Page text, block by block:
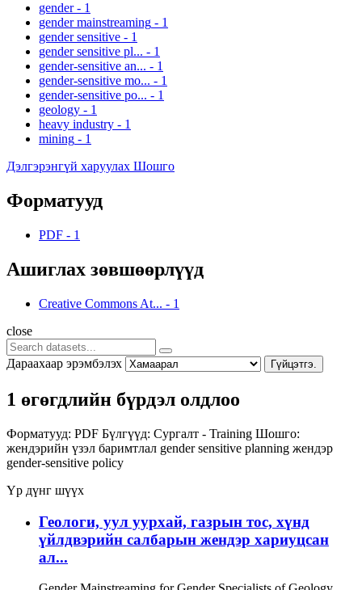
gender - 1
gender mainstreaming - 1
gender sensitive - 1
gender sensitive pl... - 1
gender-sensitive an... - 1
gender-sensitive mo... - 1
gender-sensitive po... - 1
geology - 1
heavy industry - 1
mining - 1
Дэлгэрэнгүй харуулах Шошго
Форматууд
PDF - 1
Ашиглах зөвшөөрлүүд
Creative Commons At... - 1
close
Дараахаар эрэмбэлэх Гүйцэтгэ.
1 өгөгдлийн бүрдэл олдлоо
Форматууд: PDF Бүлгүүд: Сургалт - Training Шошго:
жендэрийн үзэл баримтлал gender sensitive planning жендэр
gender-sensitive policy
Үр дүнг шүүх
Геологи, уул уурхай, газрын тос, хүнд
үйлдвэрийн салбарын жендэр хариуцсан
ал...